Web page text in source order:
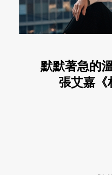
默默著急的
張艾嘉《